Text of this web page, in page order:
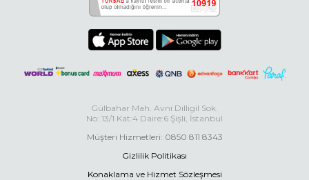
Gülbahar Mah. Avni Dilligil Sok.
No: 13/1 Kat:4 Daire:6 Şişli, İstanbul
Müşteri Hizmetleri: 0850 811 8343
Gizlilik Politikası
Konaklama ve Hizmet Sözleşmesi